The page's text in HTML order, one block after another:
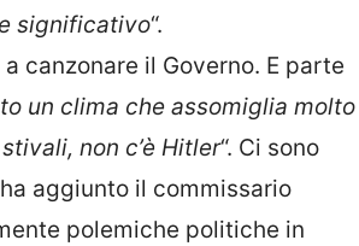
significativo“.
canzonare il Governo. E parte
un clima che assomiglia molto
non c’è Hitler“. Ci sono
ha aggiunto il commissario
polemiche politiche in